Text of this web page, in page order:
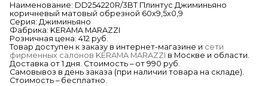
Наименование: DD254220R/3BT Плинтус Джиминьяно
коричневый матовый обрезной 60х9,5х0,9
Серия: Джиминьяно
Фабрика: KERAMA MARAZZI
Розничная цена: 412 руб.
Товар доступен к заказу в интернет-магазине и сети
фирменных салонов KERAMA MARAZZI в Москве и области.
Доставка от 1 дня. Стоимость – от 990 руб.
Самовывоз в день заказа (при наличии товара на складе).
Стоимость – бесплатно.